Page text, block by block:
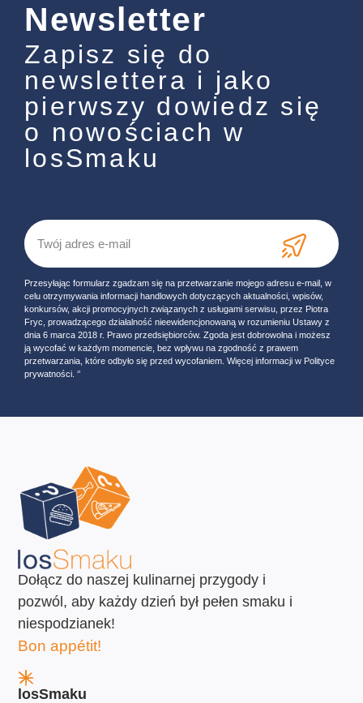
Newsletter
Zapisz się do
newslettera i jako
pierwszy dowiedz się
o nowościach w
losSmaku
Przesyłając formularz zgadzam się na przetwarzanie mojego adresu e-mail, w
celu otrzymywania informacji handlowych dotyczących aktualności, wpisów,
konkursów, akcji promocyjnych związanych z usługami serwisu, przez Piotra
Fryc, prowadzącego działalność nieewidencjonowaną w rozumieniu Ustawy z
dnia 6 marca 2018 r. Prawo przedsiębiorców. Zgoda jest dobrowolna i możesz
ją wycofać w każdym momencie, bez wpływu na zgodność z prawem
przetwarzania, które odbyło się przed wycofaniem. Więcej informacji w Polityce
prywatności. ‘’
Dołącz do naszej kulinarnej przygody i
pozwól, aby każdy dzień był pełen smaku i
niespodzianek!
Bon appétit!
losSmaku